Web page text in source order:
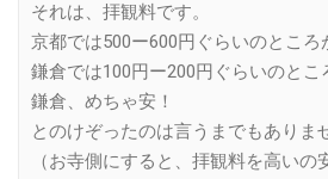
それは、拝観料です。
京都では500ー600円ぐらいのところ
鎌倉では100円ー200円ぐらいのとこ
鎌倉、めちゃ安！
とのけぞったのは言うまでもありま
（お寺側にすると、拝観料を高い